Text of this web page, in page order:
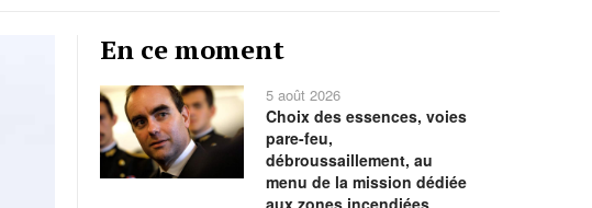
En ce moment
5 août 2026
Choix des essences, voies
pare-feu,
débroussaillement, au
menu de la mission dédiée
aux zones incendiées
précédenteprécédent